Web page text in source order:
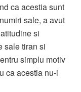
ca acestia sunt
sale, a avut
si
sale tiran si
simplu motiv
ca acestia nu-i